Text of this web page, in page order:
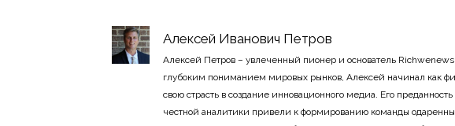
Алексей Иванович Петров
Алексей Петров – увлеченный пионер и основатель
глубоким пониманием мировых рынков, Алексей начинал как
свою страсть в создание инновационного медиа. Его
честной аналитики привели к формированию команды